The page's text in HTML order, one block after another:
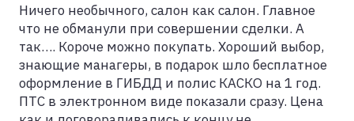
Ничего необычного, салон как салон. Главное
что не обманули при совершении сделки. А
так…. Короче можно покупать. Хороший выбор,
знающие манагеры, в подарок шло бесплатное
оформление в ГИБДД и полис КАСКО на 1 год.
ПТС в электронном виде показали сразу. Цена